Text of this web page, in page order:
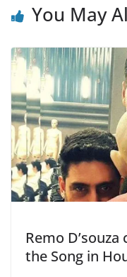
You May
Remo
the Song in